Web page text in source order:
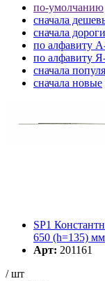
по-умолчанию
cначала
cначала
по алфавиту
по алфавиту
cначала
cначала новые
Элементов на
SP1
650 (h=135) мм
Арт: 201161
/ шт